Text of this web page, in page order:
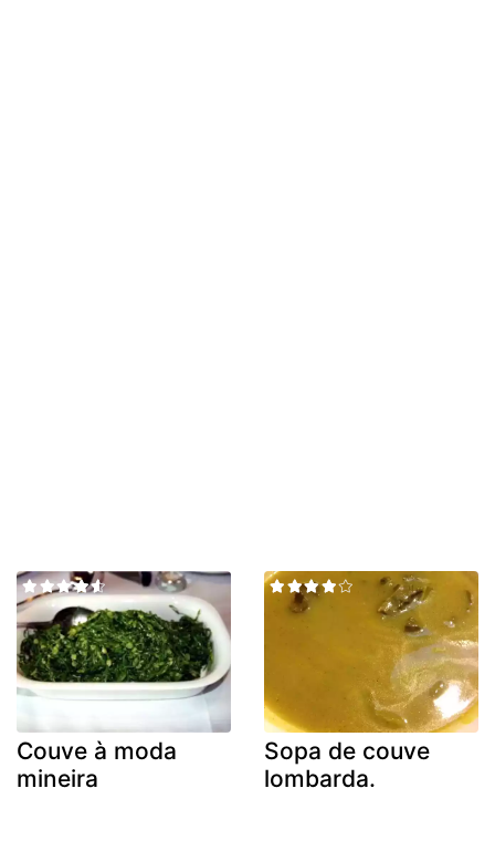
Couve à moda
mineira
Sopa de couve
lombarda.